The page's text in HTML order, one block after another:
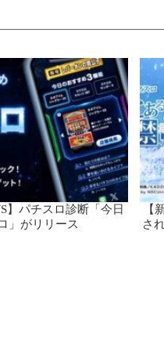
】パチスロ診断「今日
」がリリース
【
さ